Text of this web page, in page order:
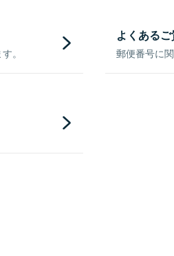
。
よくある
郵便番号に